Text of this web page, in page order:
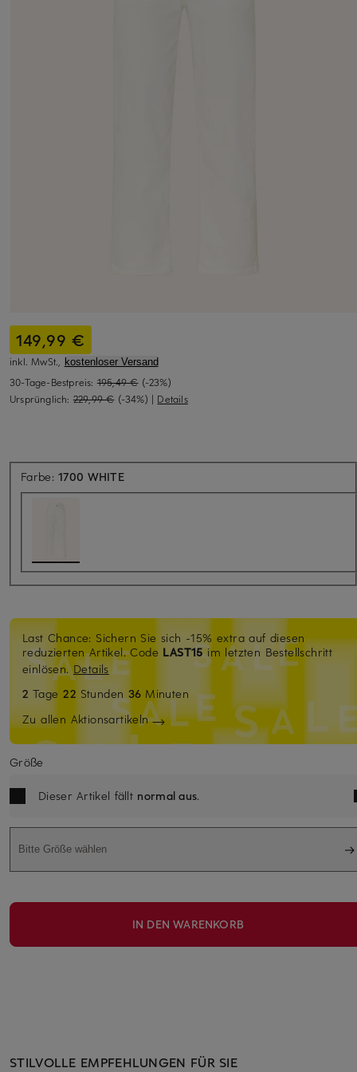
149,99 €
inkl. MwSt., kostenloser Versand
30-Tage-Bestpreis: 195,49 € (-23%)
Ursprünglich: 229,99 € (-34%) | Details
Farbe:1700 WHITE
Last Chance: Sichern Sie sich -15% extra auf diesen
reduzierten Artikel. Code LAST15im letzten Bestellschritt
einlösen.Details
2 Tage22 Stunden 36 Minuten
Zu allen Aktionsartikeln
Größe
Dieser Artikel fällt normal aus.
Bitte Größe wählen
IN DEN WARENKORB
STILVOLLE EMPFEHLUNGEN FÜR SIE